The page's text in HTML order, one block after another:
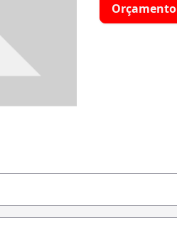
Orçamento